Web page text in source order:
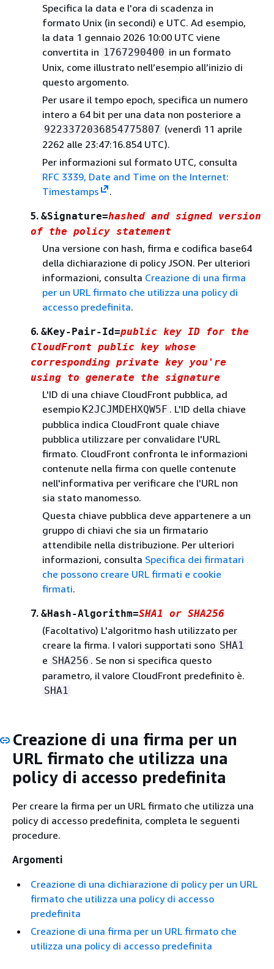
Specifica la data e l'ora di scadenza in
formato Unix (in secondi) e UTC. Ad esempio,
la data 1 gennaio 2026 10:00 UTC viene
convertita in 1767290400 in un formato
Unix, come illustrato nell’esempio all’inizio di
questo argomento.
Per usare il tempo epoch, specifica un numero
intero a 64 bit per una data non posteriore a
9223372036854775807 (venerdì 11 aprile
2262 alle 23:47:16.854 UTC).
Per informazioni sul formato UTC, consulta
RFC 3339, Date and Time on the Internet:
Timestamps
.
5. &Signature=hashed and signed version
of the policy statement
Una versione con hash, firma e codifica base64
della dichiarazione di policy JSON. Per ulteriori
informazioni, consulta Creazione di una firma
per un URL firmato che utilizza una policy di
accesso predefinita.
6. &Key-Pair-Id=public key ID for the
CloudFront public key whose
corresponding private key you're
using to generate the signature
L'ID di una chiave CloudFront pubblica, ad
esempio K2JCJMDEHXQW5F . L'ID della chiave
pubblica indica CloudFront quale chiave
pubblica utilizzare per convalidare l'URL
firmato. CloudFront confronta le informazioni
contenute nella firma con quelle contenute
nell'informativa per verificare che l'URL non
sia stato manomesso.
Questa chiave pubblica deve appartenere a un
gruppo di chiavi che sia un firmatario
attendibile nella distribuzione. Per ulteriori
informazioni, consulta Specifica dei firmatari
che possono creare URL firmati e cookie
firmati.
7. &Hash-Algorithm=SHA1 or SHA256
(Facoltativo) L'algoritmo hash utilizzato per
creare la firma. I valori supportati sono SHA1
e SHA256 . Se non si specifica questo
parametro, il valore CloudFront predefinito è.
SHA1
Creazione di una firma per un
URL firmato che utilizza una
policy di accesso predefinita
Per creare la firma per un URL firmato che utilizza una
policy di accesso predefinita, completa le seguenti
procedure.
Argomenti
Creazione di una dichiarazione di policy per un URL
firmato che utilizza una policy di accesso
predefinita
Creazione di una firma per un URL firmato che
utilizza una policy di accesso predefinita